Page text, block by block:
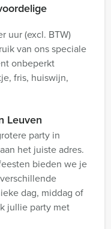
uur (excl. BTW)
van ons speciale
onbeperkt
fris, huiswijn,
Leuven
party in
het juiste adres.
bieden we je
dag, middag of
jullie party met